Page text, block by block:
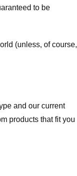
to be
(unless, of course,
and our current
products that fit you